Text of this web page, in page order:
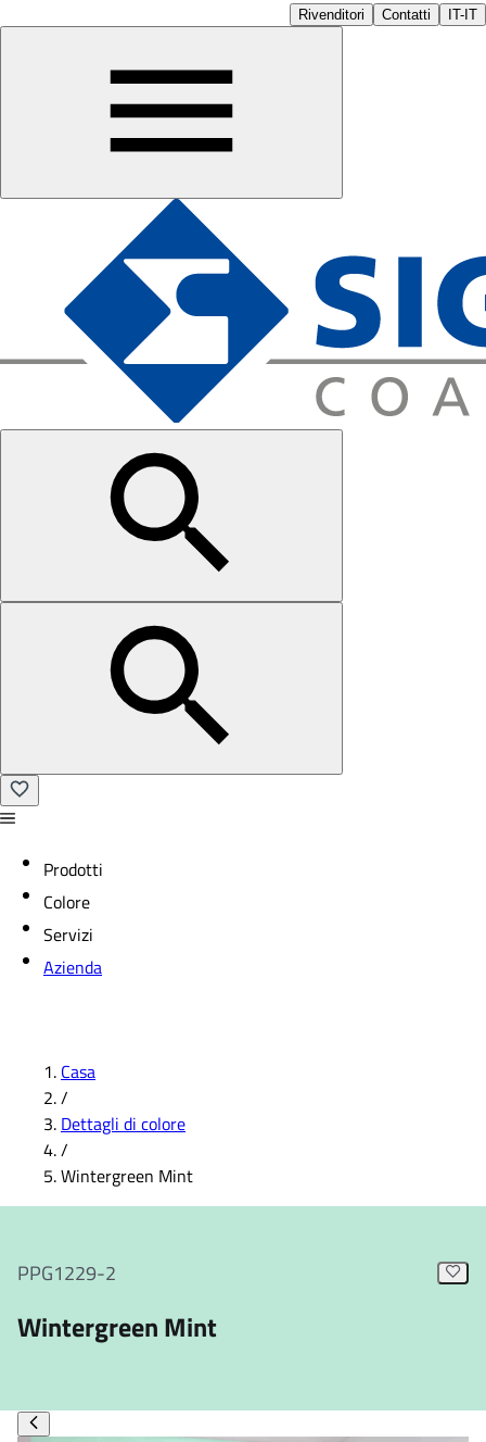
Rivenditori Contatti IT-IT
Prodotti
Colore
Servizi
Azienda
Casa
/
Dettagli di colore
/
Wintergreen Mint
PPG1229-2
Wintergreen Mint